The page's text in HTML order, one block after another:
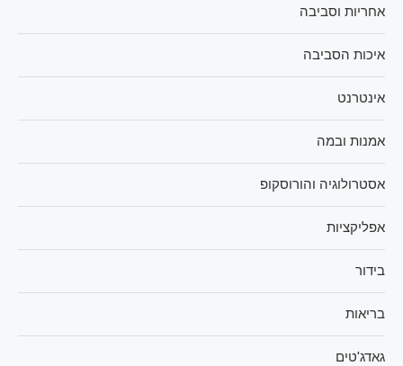
אחריות וסביבה
איכות הסביבה
אינטרנט
אמנות ובמה
אסטרולוגיה והורוסקופ
אפליקציות
בידור
בריאות
גאדג'טים